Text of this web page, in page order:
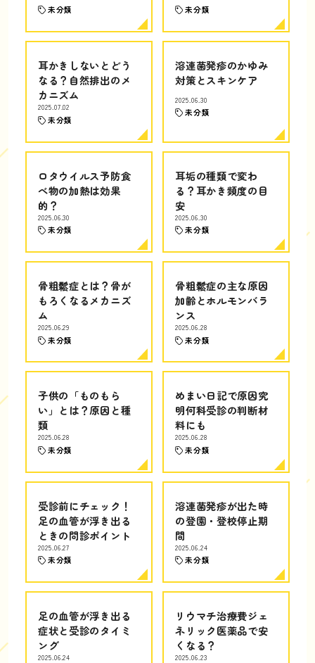
未分類 未分類
耳かきしないとどう
なる？自然排出のメ
カニズム
2025.07.02
未分類
溶連菌発疹のかゆみ
対策とスキンケア
2025.06.30
未分類
ロタウイルス予防食
べ物の加熱は効果
的？
2025.06.30
未分類
耳垢の種類で変わ
る？耳かき頻度の目
安
2025.06.30
未分類
骨粗鬆症とは？骨が
もろくなるメカニズ
ム
2025.06.29
未分類
骨粗鬆症の主な原因
加齢とホルモンバラ
ンス
2025.06.28
未分類
子供の「ものもら
い」とは？原因と種
類
2025.06.28
未分類
めまい日記で原因究
明何科受診の判断材
料にも
2025.06.28
未分類
受診前にチェック！
足の血管が浮き出る
ときの問診ポイント
2025.06.27
未分類
溶連菌発疹が出た時
の登園・登校停止期
間
2025.06.24
未分類
足の血管が浮き出る
症状と受診のタイミ
ング
2025.06.24
リウマチ治療費ジェ
ネリック医薬品で安
くなる？
2025.06.23